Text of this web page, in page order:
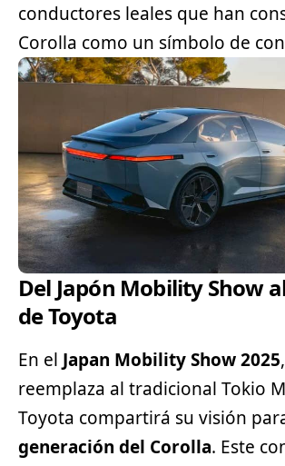
conductores leales que han
Corolla como un símbolo de
Del Japón Mobility Show
de Toyota
En el Japan Mobility Show 2025
reemplaza al tradicional Tokio
Toyota compartirá su visión
generación del Corolla. Este